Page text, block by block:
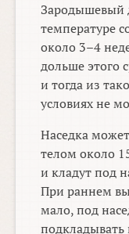
Зародышевый
температуре
около 3–4
дольше этого
и тогда из
условиях не
Наседка
телом около
и кладут под
При раннем
мало, под
подкладывать